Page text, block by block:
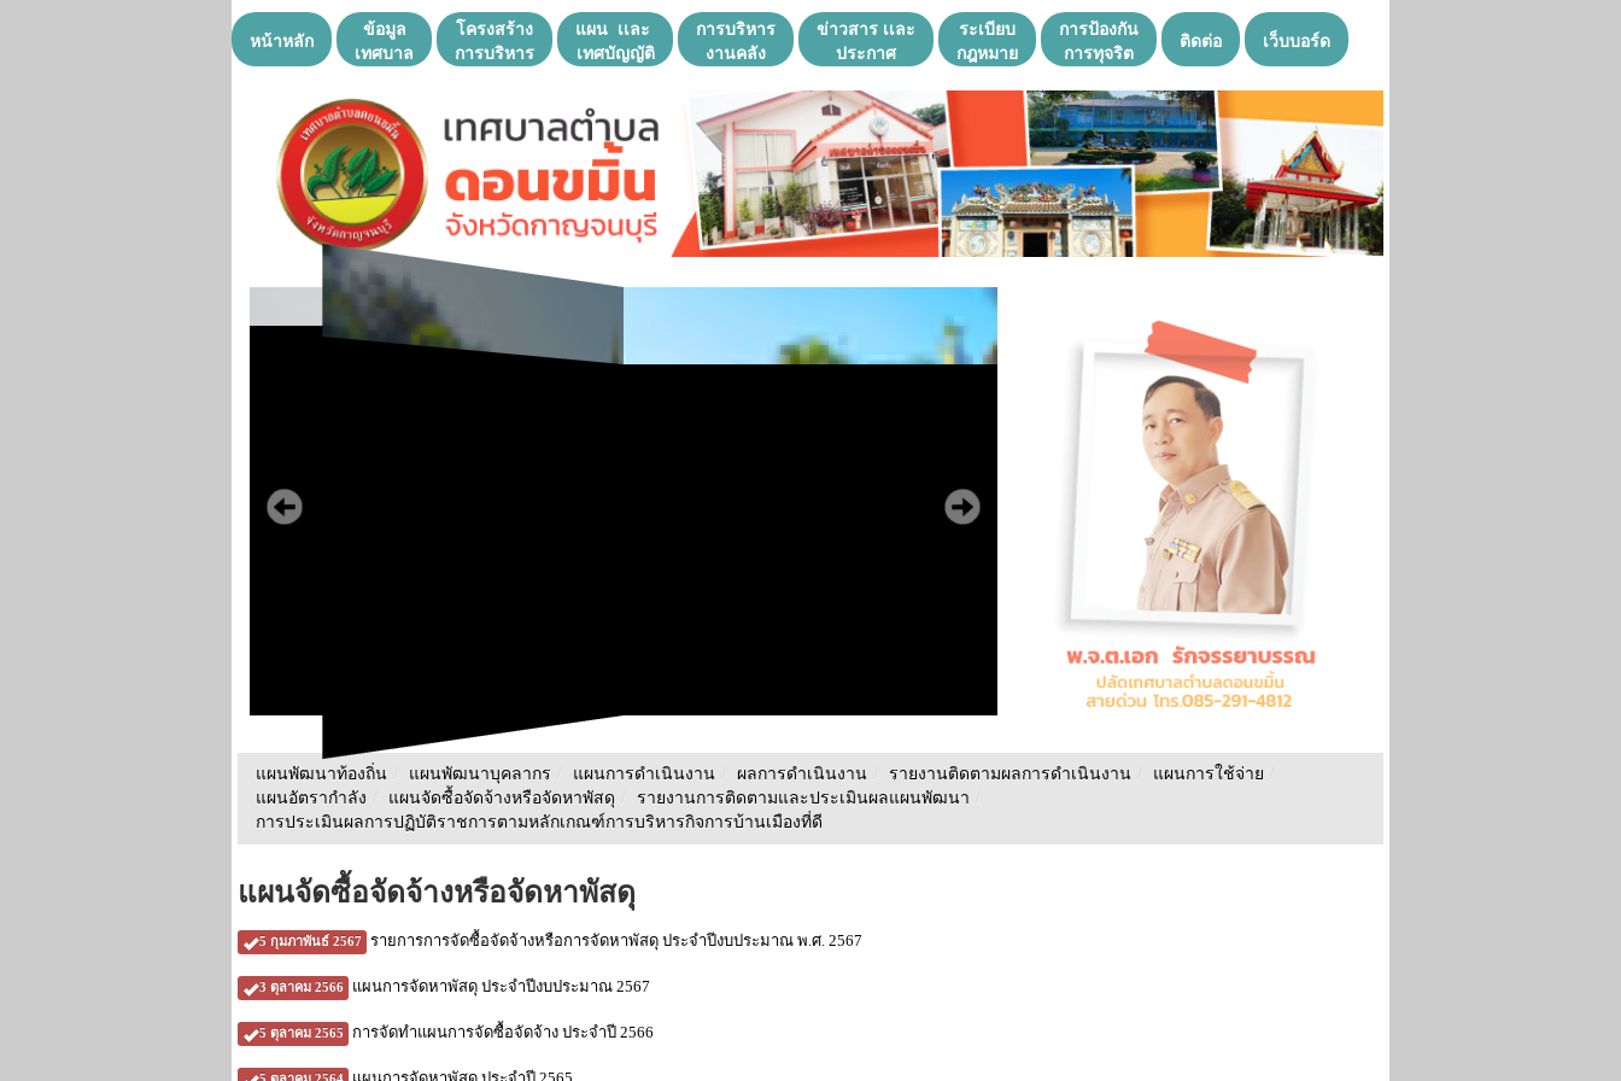
หน้าหลัก
ข้อมูล
เทศบาล
โครงสร้าง
การบริหาร
แผน เเละ
เทศบัญญัติ
การบริหาร
งานคลัง
ข่าวสาร เเละ
ประกาศ
ระเบียบ
กฎหมาย
การป้องกัน
การทุจริต
ติดต่อ เว็บบอร์ด
แผนพัฒนาท้องถิ่น / แผนพัฒนาบุคลากร / แผนการดำเนินงาน / ผลการดำเนินงาน / รายงานติดตามผลการดำเนินงาน / แผนการใช้จ่าย /
แผนอัตรากำลัง / แผนจัดซื้อจัดจ้างหรือจัดหาพัสดุ / รายงานการติดตามและประเมินผลแผนพัฒนา /
การประเมินผลการปฏิบัติราชการตามหลักเกณฑ์การบริหารกิจการบ้านเมืองที่ดี
แผนจัดซื้อจัดจ้างหรือจัดหาพัสดุ
5 กุมภาพันธ์ 2567 รายการการจัดซื้อจัดจ้างหรือการจัดหาพัสดุ ประจำปีงบประมาณ พ.ศ. 2567
3 ตุลาคม 2566 แผนการจัดหาพัสดุ ประจำปีงบประมาณ 2567
5 ตุลาคม 2565 การจัดทำแผนการจัดซื้อจัดจ้าง ประจำปี 2566